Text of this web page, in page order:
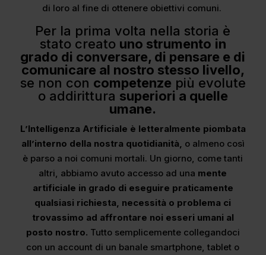
di loro al fine di ottenere obiettivi comuni.
Per la prima volta nella storia è
stato creato uno strumento in
grado di conversare, di pensare e di
comunicare al nostro stesso livello,
se non con competenze più evolute
o addirittura superiori a quelle
umane.
L’Intelligenza Artificiale è letteralmente piombata
all’interno della nostra quotidianità, o almeno così
è parso a noi comuni mortali. Un giorno, come tanti
altri, abbiamo avuto accesso ad una mente
artificiale in grado di eseguire praticamente
qualsiasi richiesta, necessità o problema ci
trovassimo ad affrontare noi esseri umani al
posto nostro. Tutto semplicemente collegandoci
con un account di un banale smartphone, tablet o